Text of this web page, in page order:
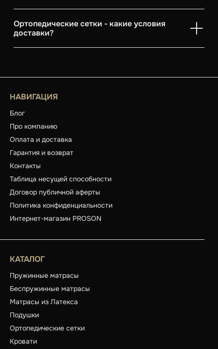
Ортопедические сетки - какие условия
доставки?
НАВИГАЦИЯ
Блог
Про компанию
Оплата и доставка
Гарантия и возврат
Контакты
Таблица несущей способности
Договор публичной аферты
Политика конфиденциальности
Интернет-магазин PROSON
КАТАЛОГ
Пружинные матрасы
Беспружинные матрасы
Матрасы из Латекса
Подушки
Ортопедические сетки
Кровати